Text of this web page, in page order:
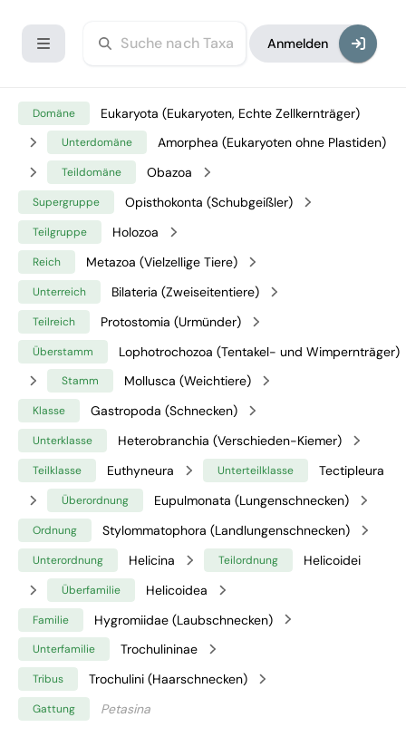
Anmelden
Domäne Eukaryota (Eukaryoten, Echte Zellkernträger)
Unterdomäne Amorphea (Eukaryoten ohne Plastiden)
Teildomäne Obazoa
Supergruppe Opisthokonta (Schubgeißler)
Teilgruppe Holozoa
Reich Metazoa (Vielzellige Tiere)
Unterreich Bilateria (Zweiseitentiere)
Teilreich Protostomia (Urmünder)
Überstamm Lophotrochozoa (Tentakel- und Wimpernträger)
Stamm Mollusca (Weichtiere)
Klasse Gastropoda (Schnecken)
Unterklasse Heterobranchia (Verschieden-Kiemer)
Teilklasse Euthyneura Unterteilklasse Tectipleura
Überordnung Eupulmonata (Lungenschnecken)
Ordnung Stylommatophora (Landlungenschnecken)
Unterordnung Helicina Teilordnung Helicoidei
Überfamilie Helicoidea
Familie Hygromiidae (Laubschnecken)
Unterfamilie Trochulininae
Tribus Trochulini (Haarschnecken)
Gattung Petasina